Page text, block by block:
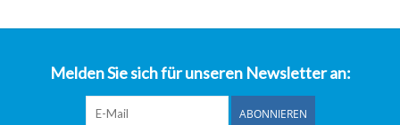
Melden Sie sich für unseren Newsletter an:
ABONNIEREN